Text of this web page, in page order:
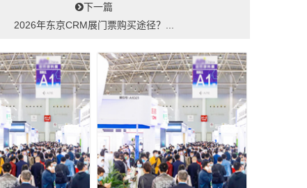
下一篇
2026年东京CRM展门票购买途径？...